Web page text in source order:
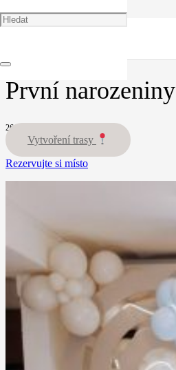
Portfolio
První narozeniny
26.04.24
Vytvoření trasy
Rezervujte si místo